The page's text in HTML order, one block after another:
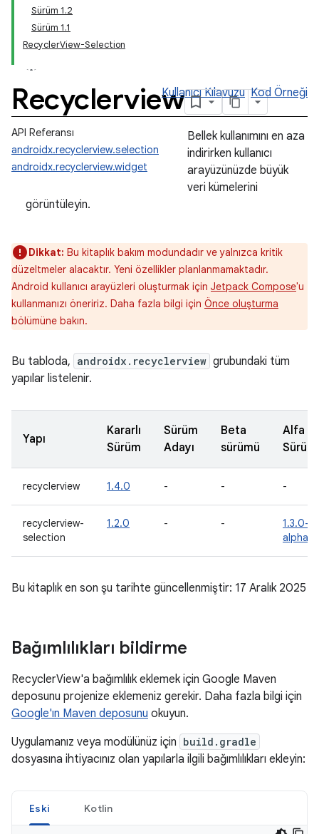
Sürüm 1.2
Sürüm 1.1
RecyclerView-Selection
RecyclerviewKullanıcı Kılavuzu Kod Örneği
API Referansı
androidx.recyclerview.selection
androidx.recyclerview.widget
Bellek kullanımını en aza
indirirken kullanıcı
arayüzünüzde büyük
veri kümelerini
görüntüleyin.
Dikkat: Bu kitaplık bakım modundadır ve yalnızca kritik
düzeltmeler alacaktır. Yeni özellikler planlanmamaktadır.
Android kullanıcı arayüzleri oluşturmak için Jetpack Compose'u
kullanmanızı öneririz. Daha fazla bilgi için Önce oluşturma
bölümüne bakın.
Bu tabloda, androidx.recyclerview grubundaki tüm
yapılar listelenir.
Yapı
Kararlı
Sürüm
Sürüm
Adayı
Beta
sürümü
Alfa
recyclerview 1.4.0 - - -
recyclerview-
selection
1.2.0 - -
1.3.0-
alpha01
Bu kitaplık en son şu tarihte güncellenmiştir: 17 Aralık 2025
Bağımlılıkları bildirme
RecyclerView'a bağımlılık eklemek için Google Maven
deposunu projenize eklemeniz gerekir. Daha fazla bilgi için
Google'ın Maven deposunu okuyun.
Uygulamanız veya modülünüz için build.gradle
dosyasına ihtiyacınız olan yapılarla ilgili bağımlılıkları ekleyin:
Eski Kotlin